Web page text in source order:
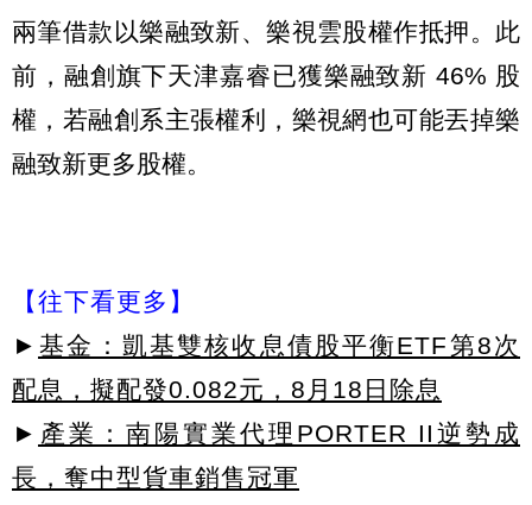
兩筆借款以樂融致新、樂視雲股權作抵押。此
前，融創旗下天津嘉睿已獲樂融致新 46% 股
權，若融創系主張權利，樂視網也可能丟掉樂
融致新更多股權。
【往下看更多】
► 基金：凱基雙核收息債股平衡ETF第8次
配息，擬配發0.082元，8月18日除息
► 產業：南陽實業代理PORTER II逆勢成
長，奪中型貨車銷售冠軍